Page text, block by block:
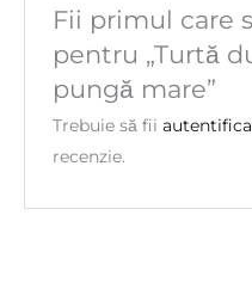
Fii primul care
pentru „Turtă
pungă mare”
Trebuie să fii
recenzie.